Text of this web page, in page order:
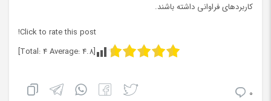
کاربردهای فراوانی داشته باشند.
Click to rate this post!
[Total:
4Average:4.8
]
0